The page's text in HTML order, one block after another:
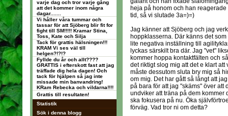
varje dag och tror varje gång
att det kommer inom några
dagar.......
Vi håller våra tummar och
tassar för att Sjöberg blir fit for
fight till SM!!!!! Kramar Stina,
Toss, Kate och Silja
Tack för grattis hälsningen!!!
KRAM Vi ses väl till
helgen?!?!?
Fyllde du år och allt????
GRATTIS i efterskott fast att jag
träffade dig hela dagen! Och
tack för hjälpen så jag inte
missade min banvandring!
KRam Rebecka och vildarna!!!!
Grattis till resultaten!
Statistik
Sök i denna blogg
heja på honom och han
tid, så vi slutade 3a=)=)
Jag känner att Sjöberg och jag
hoppklasserna. Där känns det
lite negativa inställning till
lyckas särskilt bra där. Jag "vet"
kommer hoppa kontaktfälten och
det riktigt slog mig att det e klart
måste dessutom sluta bry mig så
om mig. Det har gått så långt att
på bara för att jag "skäms" över att
undviker att träna på dem kommer
ska fokusera på nu. Öka
förväg. Vad tror ni om detta?